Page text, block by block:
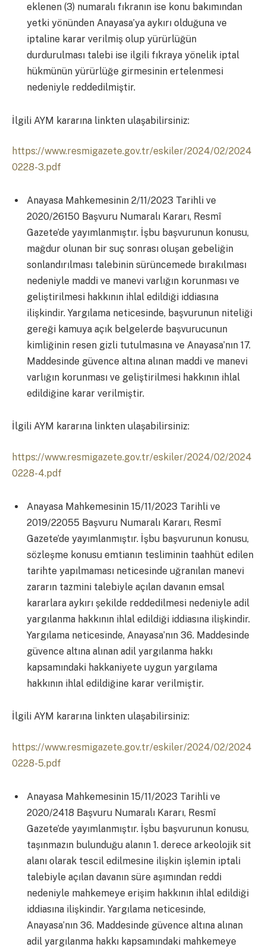
eklenen (3) numaralı fıkranın ise konu bakımından
yetki yönünden Anayasa’ya aykırı olduğuna ve
iptaline karar verilmiş olup yürürlüğün
durdurulması talebi ise ilgili fıkraya yönelik iptal
hükmünün yürürlüğe girmesinin ertelenmesi
nedeniyle reddedilmiştir.
İlgili AYM kararına linkten ulaşabilirsiniz:
https://www.resmigazete.gov.tr/eskiler/2024/02/2024
0228-3.pdf
Anayasa Mahkemesinin 2/11/2023 Tarihli ve
2020/26150 Başvuru Numaralı Kararı, Resmî
Gazete’de yayımlanmıştır. İşbu başvurunun konusu,
mağdur olunan bir suç sonrası oluşan gebeliğin
sonlandırılması talebinin sürüncemede bırakılması
nedeniyle maddi ve manevi varlığın korunması ve
geliştirilmesi hakkının ihlal edildiği iddiasına
ilişkindir. Yargılama neticesinde, başvurunun niteliği
gereği kamuya açık belgelerde başvurucunun
kimliğinin resen gizli tutulmasına ve Anayasa’nın 17.
Maddesinde güvence altına alınan maddi ve manevi
varlığın korunması ve geliştirilmesi hakkının ihlal
edildiğine karar verilmiştir.
İlgili AYM kararına linkten ulaşabilirsiniz:
https://www.resmigazete.gov.tr/eskiler/2024/02/2024
0228-4.pdf
Anayasa Mahkemesinin 15/11/2023 Tarihli ve
2019/22055 Başvuru Numaralı Kararı, Resmî
Gazete’de yayımlanmıştır. İşbu başvurunun konusu,
sözleşme konusu emtianın tesliminin taahhüt edilen
tarihte yapılmaması neticesinde uğranılan manevi
zararın tazmini talebiyle açılan davanın emsal
kararlara aykırı şekilde reddedilmesi nedeniyle adil
yargılanma hakkının ihlal edildiği iddiasına ilişkindir.
Yargılama neticesinde, Anayasa’nın 36. Maddesinde
güvence altına alınan adil yargılanma hakkı
kapsamındaki hakkaniyete uygun yargılama
hakkının ihlal edildiğine karar verilmiştir.
İlgili AYM kararına linkten ulaşabilirsiniz:
https://www.resmigazete.gov.tr/eskiler/2024/02/2024
0228-5.pdf
Anayasa Mahkemesinin 15/11/2023 Tarihli ve
2020/2418 Başvuru Numaralı Kararı, Resmî
Gazete’de yayımlanmıştır. İşbu başvurunun konusu,
taşınmazın bulunduğu alanın 1. derece arkeolojik sit
alanı olarak tescil edilmesine ilişkin işlemin iptali
talebiyle açılan davanın süre aşımından reddi
nedeniyle mahkemeye erişim hakkının ihlal edildiği
iddiasına ilişkindir. Yargılama neticesinde,
Anayasa’nın 36. Maddesinde güvence altına alınan
adil yargılanma hakkı kapsamındaki mahkemeye